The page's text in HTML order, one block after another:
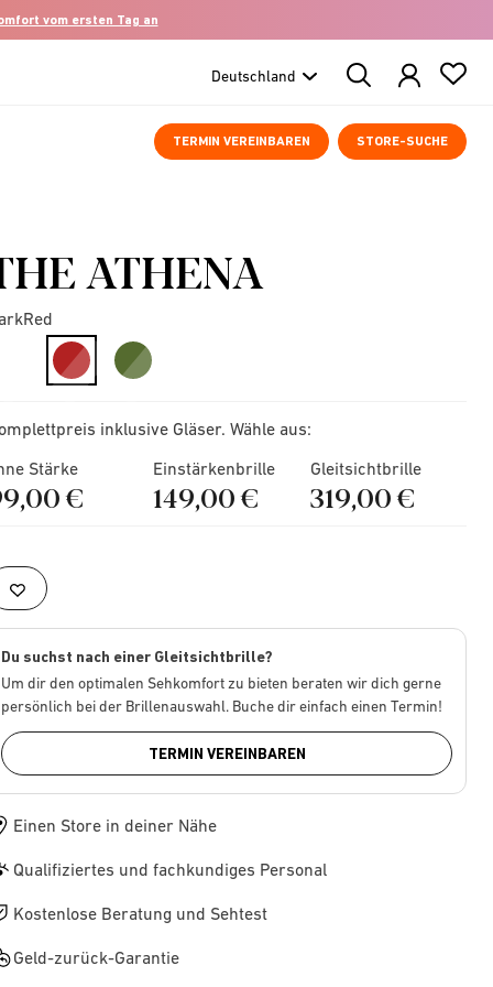
vom ersten Tag an
Search
Products
TERMIN VEREINBAREN STORE-SUCHE
ATHENA
selected
inklusive Gläser. Wähle aus:
Stärke
€
Einstärkenbrille
149,00 €
Gleitsichtbrille
319,00 €
Du suchst nach einer Gleitsichtbrille?
Um dir den optimalen Sehkomfort zu bieten beraten wir dich gerne
persönlich bei der Brillenauswahl. Buche dir einfach einen Termin!
TERMIN VEREINBAREN
Einen Store in deiner Nähe
Qualifiziertes und fachkundiges Personal
Kostenlose Beratung und Sehtest
Geld-zurück-Garantie